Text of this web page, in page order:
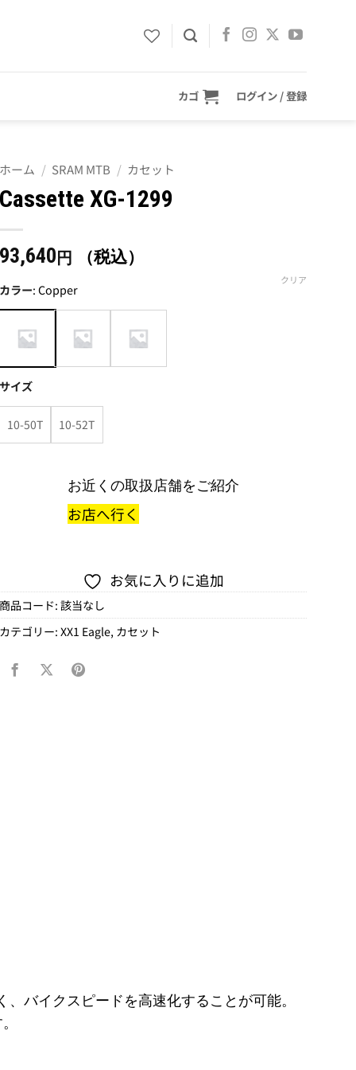
カゴ ログイン / 登録
ホーム / SRAM MTB / カセット
Cassette XG-1299
93,640 円 （税込）
カラー:Copper
サイズ
10-50T 10-52T
クリア
お近くの取扱店舗をご紹介
お店へ行く
お気に入りに追加
商品コード:該当なし
カテゴリー:XX1 Eagle, カセット
バイクスピードを高速化することが可能。